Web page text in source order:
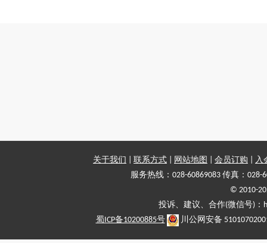
关于我们 联系方式 网站地图 会员订购
入
服务热线：028-60869083 传真：028-
© 2010-
投诉、建议、合作(微信号)
蜀ICP备10200885号
川公网安备